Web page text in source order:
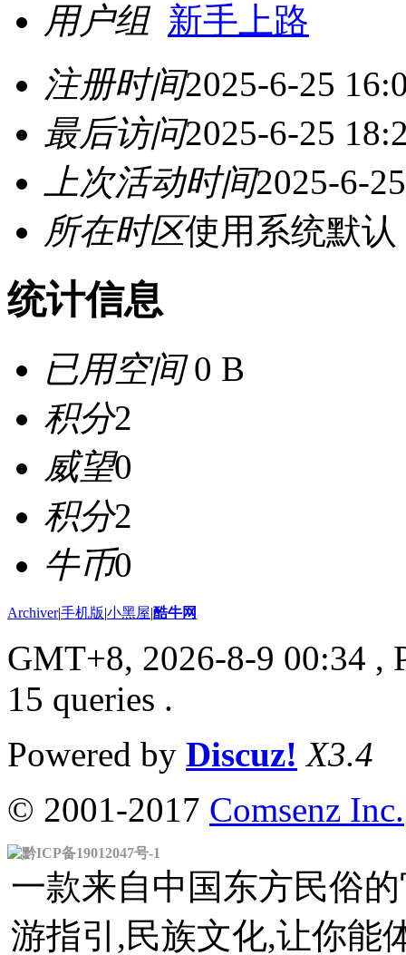
用户组 新手上路
注册时间2025-6-25
最后访问2025-6-25
上次活动时间2025-6-
所在时区使用系统默认
统计信息
已用空间0 B
积分2
威望0
积分2
牛币0
Archiver|手机版|小黑屋|酷牛网
GMT+8, 2026-8-9 00:34 ,
15 queries .
Powered by Discuz! X3.4
© 2001-2017 Comsenz Inc.
黔ICP备19012047号-1
一款来自中国东方民俗
游指引,民族文化,让你能